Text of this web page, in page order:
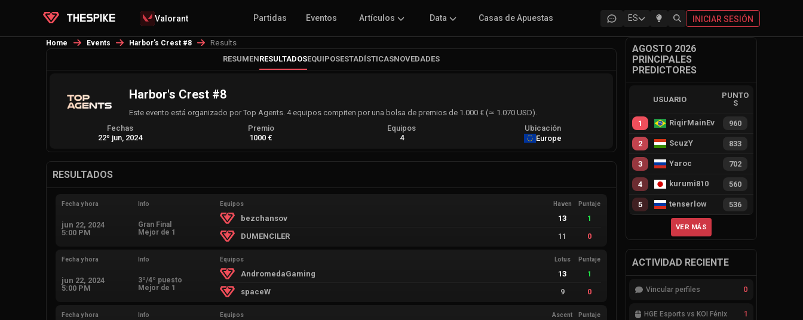
Valorant Partidas Eventos Artículos Data Casas de Apuestas ES INICIAR SESIÓN
Home Events Harbor's Crest #8
Results
RESUMENRESULTADOSEQUIPOSESTADÍSTICASNOVEDADES
Harbor's Crest #8
Este evento está organizado por Top Agents. 4 equipos compiten por una bolsa de premios de 1.000 € (≃ 1.070 USD).
Fechas
22º jun, 2024
Premio
1000 €
Equipos
4
Ubicación
Europe
RESULTADOS
Fecha y hora
jun 22, 2024
5:00 PM
Info
Gran Final
Mejor de 1
Equipos Haven Puntaje
bezchansov 13
1
DUMENCILER
11 0
Fecha y hora
jun 22, 2024
5:00 PM
Info
3º/4º puesto
Mejor de 1
Equipos Lotus Puntaje
AndromedaGaming 13
1
spaceW
9 0
Fecha y hora Info Equipos Ascent Puntaje
AGOSTO 2026
PRINCIPALES
PREDICTORES
USUARIO
PUNTO
S
1 RiqirMainEvie 960
2 ScuzY 833
3 Yaroc 702
4 kurumi810 560
5 tenserlow 536
VER MÁS
ACTIVIDAD RECIENTE
Vincular perfiles 0
HGE Esports vs KOI Fénix 1